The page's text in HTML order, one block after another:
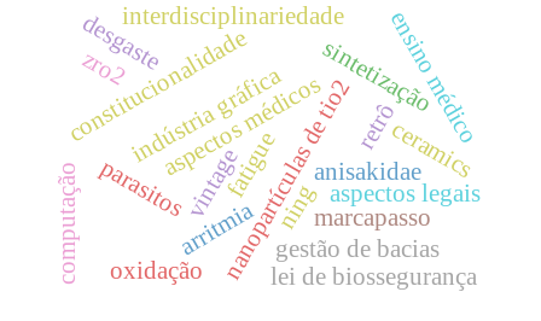
nanopartículas de tio2
ning
constitucionalidade
aspectos legais
aspectos médicos
interdisciplinariedade
desgaste
vintage
retrô
arritmia
indústria gráfica
gestão de bacias
sintetização
ensino médico
anisakidae
parasitos
lei de biossegurança
marcapasso
computação
ceramics
zro2
fatigue
oxidação